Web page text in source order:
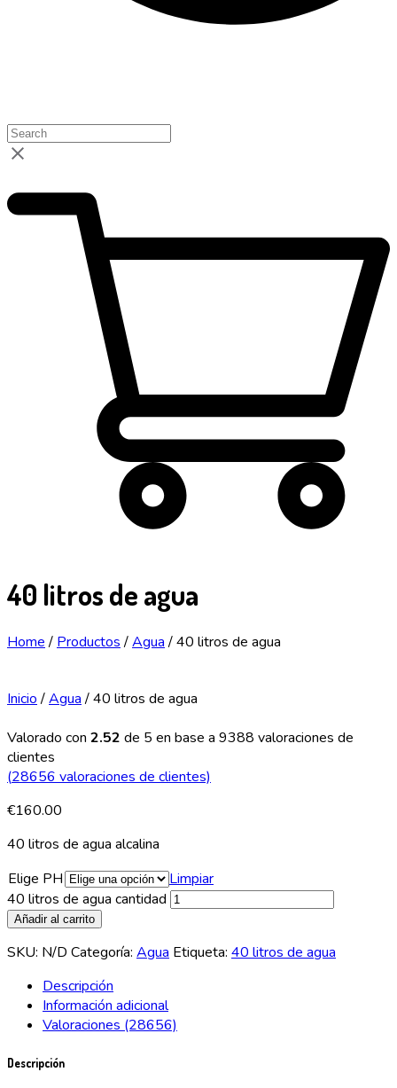
40 litros de agua
Home/ Productos/Agua/40 litros de agua
Inicio/Agua/ 40 litros de agua
Valorado con 2.52 de 5 en base a 9388 valoraciones de
clientes
(28656 valoraciones de clientes)
€160.00
40 litros de agua alcalina
Elige PH
Limpiar
40 litros de agua cantidad
Añadir al carrito
SKU: N/D Categoría: Agua Etiqueta: 40 litros de agua
Descripción
Información adicional
Valoraciones (28656)
Descripción